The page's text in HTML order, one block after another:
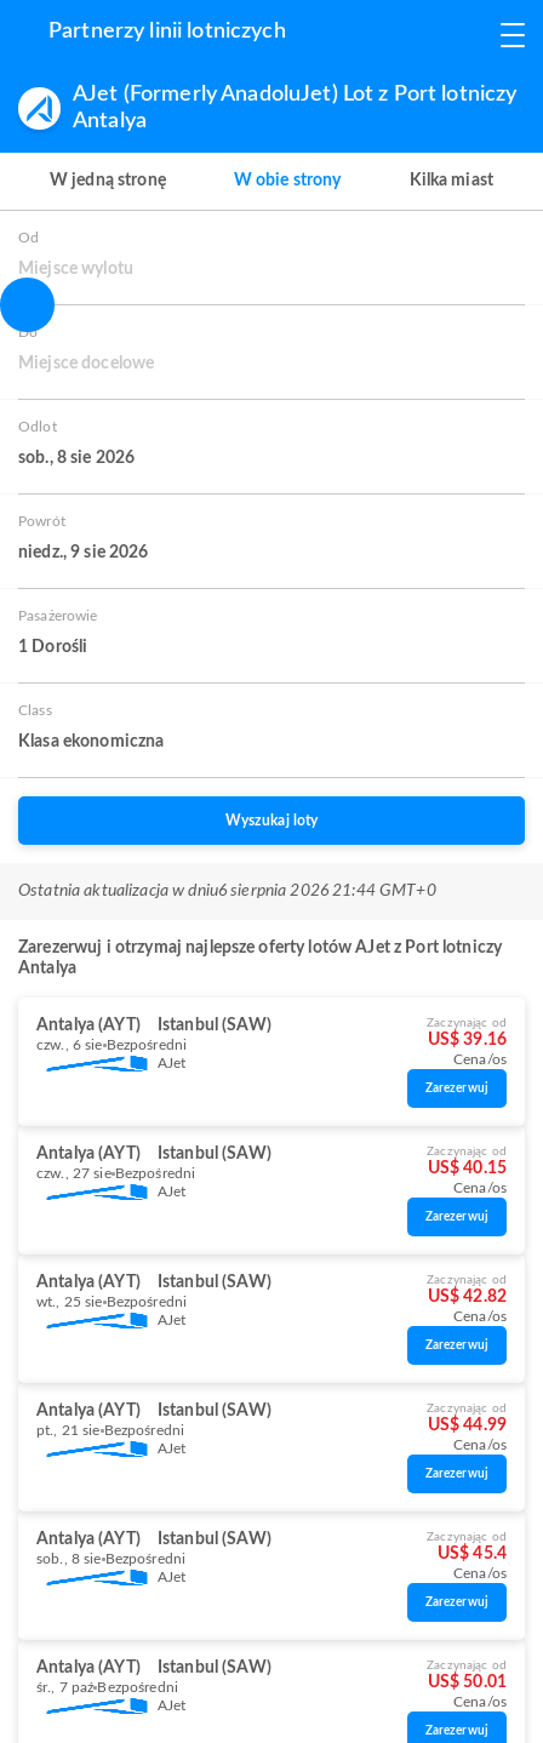
Partnerzy linii lotniczych
AJet (Formerly AnadoluJet) Lot z Port lotniczy
Antalya
W jedną stronę W obie strony Kilka miast
Od
Miejsce wylotu
Do
Miejsce docelowe
Odlot
sob., 8 sie 2026
Powrót
niedz., 9 sie 2026
Pasażerowie
1 Dorośli
Class
Klasa ekonomiczna
Wyszukaj loty
Ostatnia aktualizacja w dniu6 sierpnia 2026 21:44 GMT+0
Zarezerwuj i otrzymaj najlepsze oferty lotów AJet z Port lotniczy
Antalya
Antalya (AYT) Istanbul (SAW)
czw., 6 sie Bezpośredni
AJet
Zaczynając od
US$ 39.16
Cena/os
Zarezerwuj
Antalya (AYT) Istanbul (SAW)
czw., 27 sie Bezpośredni
AJet
Zaczynając od
US$ 40.15
Cena/os
Zarezerwuj
Antalya (AYT) Istanbul (SAW)
wt., 25 sie Bezpośredni
AJet
Zaczynając od
US$ 42.82
Cena/os
Zarezerwuj
Antalya (AYT) Istanbul (SAW)
pt., 21 sie Bezpośredni
AJet
Zaczynając od
US$ 44.99
Cena/os
Zarezerwuj
Antalya (AYT) Istanbul (SAW)
sob., 8 sie Bezpośredni
AJet
Zaczynając od
US$ 45.4
Cena/os
Zarezerwuj
Antalya (AYT) Istanbul (SAW)
śr., 7 paź Bezpośredni
AJet
Zaczynając od
US$ 50.01
Cena/os
Zarezerwuj